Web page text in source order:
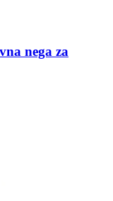
nega za